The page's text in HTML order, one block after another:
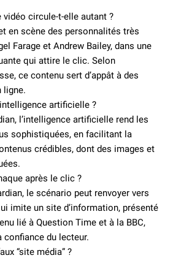
circule-t-elle autant ?
en scène des personnalités très
Farage et Andrew Bailey, dans une
qui attire le clic. Selon
ce contenu sert d’appât à des
ligne.
artificielle ?
l’intelligence artificielle rend les
sophistiquées, en facilitant la
crédibles, dont des images et
après le clic ?
le scénario peut renvoyer vers
imite un site d’information, présenté
lié à Question Time et à la BBC,
confiance du lecteur.
“site média” ?